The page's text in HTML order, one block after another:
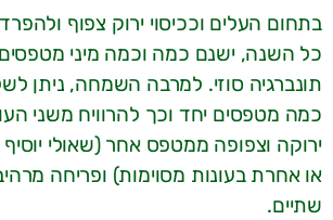
בתחום העלים וככיסוי ירוק צפוף
כל השנה, ישנם כמה וכמה מיני
תונברגיה סוזי. למרבה השמחה, ניתן
כמה מטפסים יחד וכך להרוויח משני
ירוקה וצפופה ממטפס אחר (שאולי
או אחרת בעונות מסוימות) ופריחה
שתיים.